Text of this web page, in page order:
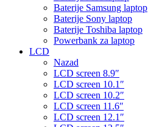
Baterije Samsung laptop
Baterije Sony laptop
Baterije Toshiba laptop
Powerbank za laptop
LCD
Nazad
LCD screen 8.9″
LCD screen 10.1″
LCD screen 10.2″
LCD screen 11.6″
LCD screen 12.1″